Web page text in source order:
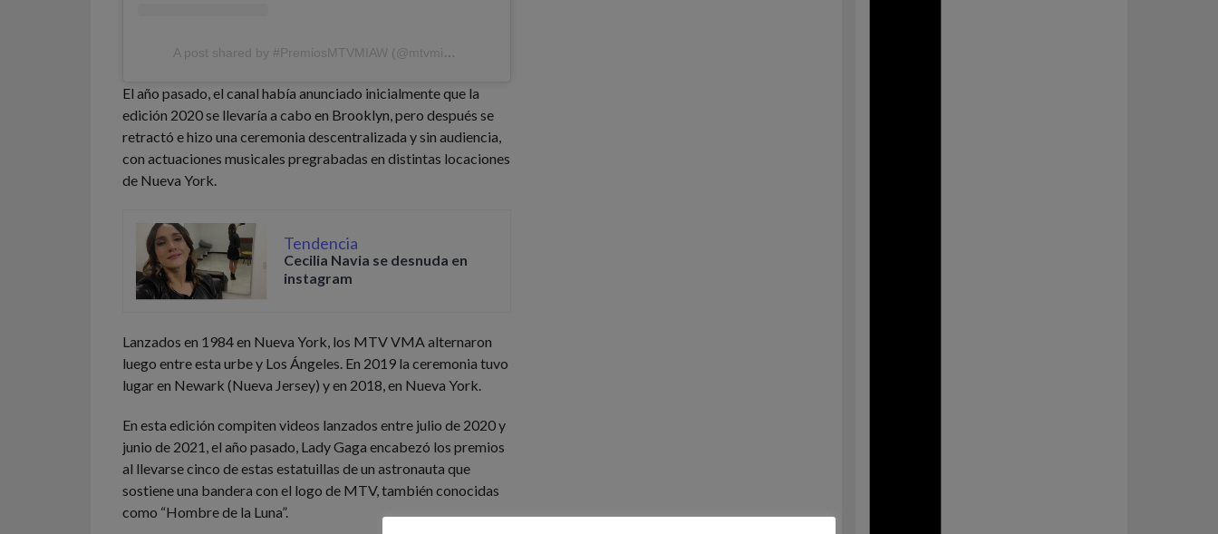
A post shared by #PremiosMTVMIAW (@mtvmiaw)
El año pasado, el canal había anunciado inicialmente que la
edición 2020 se llevaría a cabo en Brooklyn, pero después se
retractó e hizo una ceremonia descentralizada y sin audiencia,
con actuaciones musicales pregrabadas en distintas locaciones
de Nueva York.
Tendencia
Cecilia Navia se desnuda en
instagram
Lanzados en 1984 en Nueva York, los MTV VMA alternaron
luego entre esta urbe y Los Ángeles. En 2019 la ceremonia tuvo
lugar en Newark (Nueva Jersey) y en 2018, en Nueva York.
En esta edición compiten videos lanzados entre julio de 2020 y
junio de 2021, el año pasado, Lady Gaga encabezó los premios
al llevarse cinco de estas estatuillas de un astronauta que
sostiene una bandera con el logo de MTV, también conocidas
como “Hombre de la Luna”.